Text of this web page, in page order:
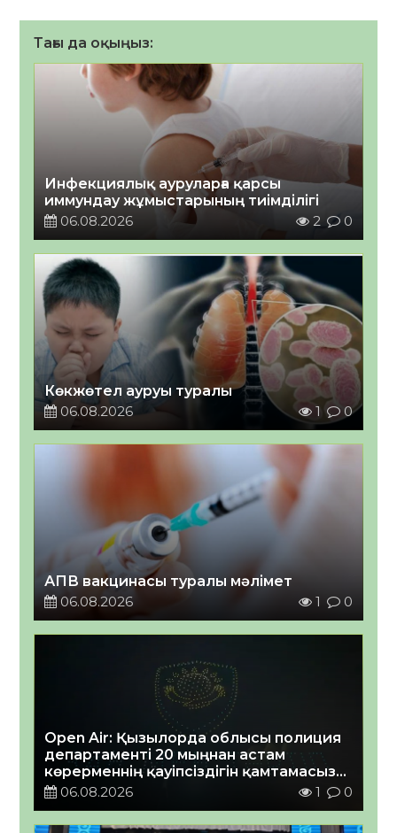
Тағы да оқыңыз:
Инфекциялық ауруларға қарсы
иммундау жұмыстарының тиімділігі
06.08.2026
2 0
Көкжөтел ауруы туралы
06.08.2026
1 0
АПВ вакцинасы туралы мәлімет
06.08.2026
1 0
Open Air: Қызылорда облысы полиция
департаменті 20 мыңнан астам
көрерменнің қауіпсіздігін қамтамасыз
етті06.08.2026 1 0